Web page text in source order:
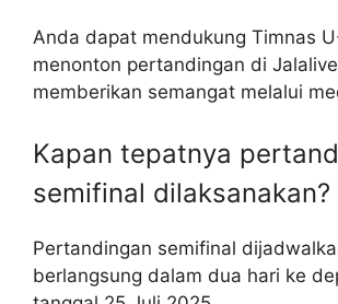
Anda dapat mendukung Timnas
menonton pertandingan di
memberikan semangat melalui
Kapan tepatnya
semifinal dilaksanakan?
Pertandingan semifinal
berlangsung dalam dua hari ke